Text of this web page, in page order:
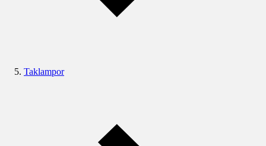
Taklampor